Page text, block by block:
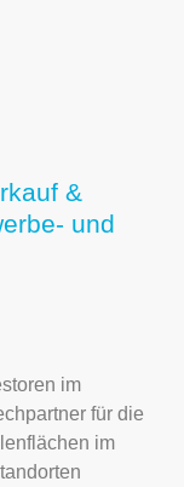
&
und
im
für die
im